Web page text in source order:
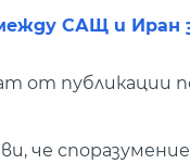
САЩ и Иран
от публикации
че